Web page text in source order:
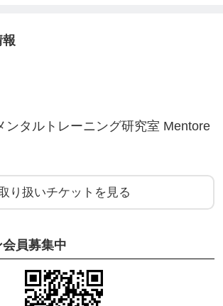
ンタルトレーニング研究室 Mentore
り扱いチケットを見る
員募集中